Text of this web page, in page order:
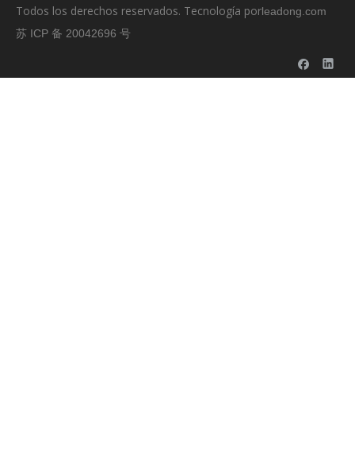
Todos los derechos reservados. Tecnología porleadong.com
苏 ICP 备 20042696 号